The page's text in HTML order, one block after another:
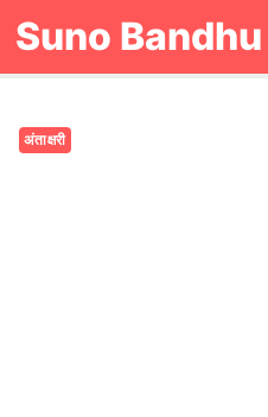
Skip
toSuno Bandhu
अंताक्षरी